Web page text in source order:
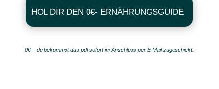
HOL DIR DEN 0€- ERNÄHRUNGSGUIDE
0€ – du bekommst das pdf sofort im Anschluss per E-Mail zugeschickt.